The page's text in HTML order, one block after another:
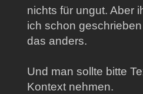
nichts für ungut. Aber
ich schon
das anders.
Und man sollte bitte
Kontext nehmen.